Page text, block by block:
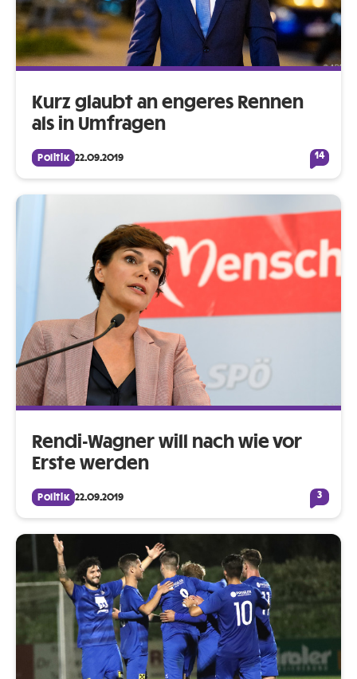
Kurz glaubt an engeres Rennen
als in Umfragen
Politik 22.09.2019 14
Rendi-Wagner will nach wie vor
Erste werden
Politik 22.09.2019 3